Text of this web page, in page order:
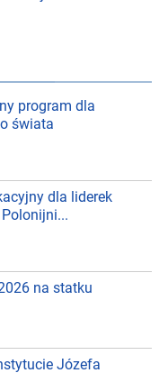
program dla
świata
dla liderek
na statku
Józefa